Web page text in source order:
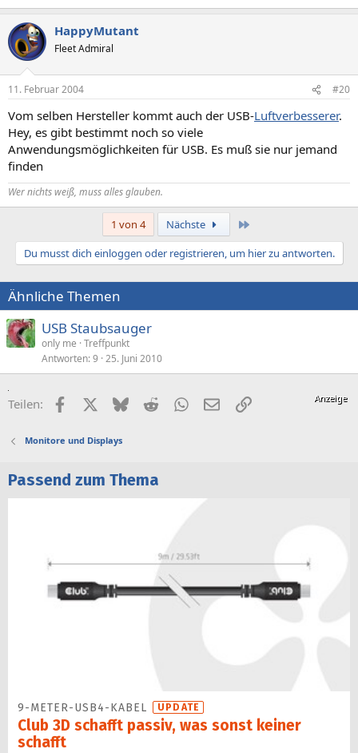
HappyMutant
Fleet Admiral
11. Februar 2004 #20
Vom selben Hersteller kommt auch der USB-Luftverbesserer.
Hey, es gibt bestimmt noch so viele
Anwendungsmöglichkeiten für USB. Es muß sie nur jemand
finden
Wer nichts weiß, muss alles glauben.
1 von 4 Nächste
Du musst dich einloggen oder registrieren, um hier zu antworten.
Ähnliche Themen
USB Staubsauger
only me Treffpunkt
Antworten 9 25. Juni 2010
Teilen: FacebookX (Twitter)
BlueskyRedditWhatsApp
E-MailLink
Monitore und Displays
Passend zum Thema
9-METER-USB4-KABEL UPDATE
Club 3D schafft passiv, was sonst keiner
schafft